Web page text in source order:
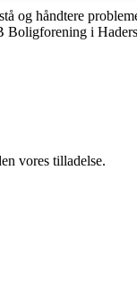
og håndtere
Boligforening i
vores tilladelse.